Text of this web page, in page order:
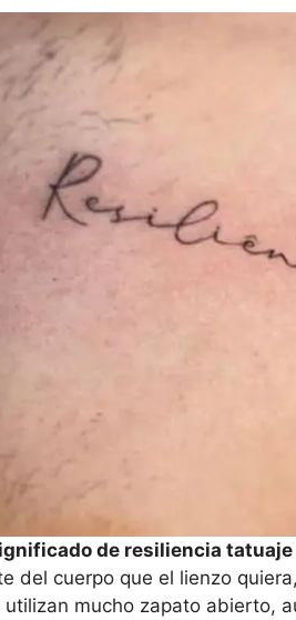
de resiliencia tatuaje
del cuerpo que el lienzo
utilizan mucho zapato abierto,